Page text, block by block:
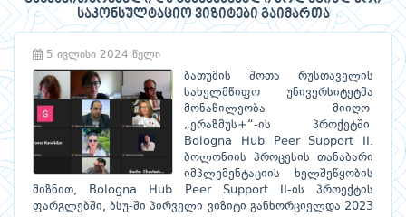
საკონსულტაციო ვიზიტები გაიმართა
5 ივლისი 2024 წელი
ბათუმის შოთა რუსთაველის
სახელმწიფო უნივერსიტეტმა
მონაწილეობა მიიღო
„ერაზმუს+“-ის პროქეტში
Bologna Hub Peer Support II.
ბოლონიის პროცესის თანაბარი
იმპლემენტაციის ხელშეწყობის
მიზნით, Bologna Hub Peer Support II-ის პროექტის
ფარგლებში, ბსუ-ში პირველი ვიზიტი განხორციელდა 2023